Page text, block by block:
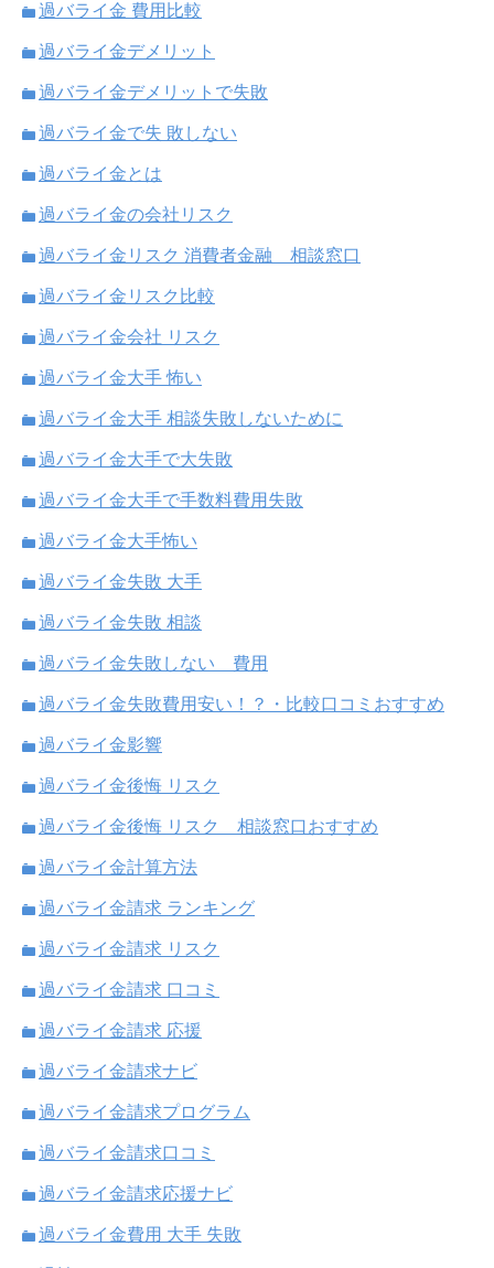
過バライ金 費用比較
過バライ金デメリット
過バライ金デメリットで失敗
過バライ金で失 敗しない
過バライ金とは
過バライ金の会社リスク
過バライ金リスク 消費者金融 相談窓口
過バライ金リスク比較
過バライ金会社 リスク
過バライ金大手 怖い
過バライ金大手 相談失敗しないために
過バライ金大手で大失敗
過バライ金大手で手数料費用失敗
過バライ金大手怖い
過バライ金失敗 大手
過バライ金失敗 相談
過バライ金失敗しない 費用
過バライ金失敗費用安い！？・比較口コミおすすめ
過バライ金影響
過バライ金後悔 リスク
過バライ金後悔 リスク 相談窓口おすすめ
過バライ金計算方法
過バライ金請求 ランキング
過バライ金請求 リスク
過バライ金請求 口コミ
過バライ金請求 応援
過バライ金請求ナビ
過バライ金請求プログラム
過バライ金請求口コミ
過バライ金請求応援ナビ
過バライ金費用 大手 失敗